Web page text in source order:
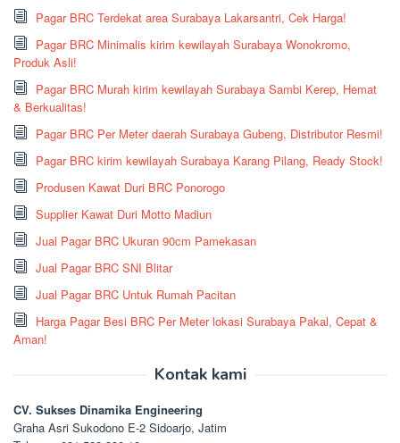
Pagar BRC Terdekat area Surabaya Lakarsantri, Cek Harga!
Pagar BRC Minimalis kirim kewilayah Surabaya Wonokromo,
Produk Asli!
Pagar BRC Murah kirim kewilayah Surabaya Sambi Kerep, Hemat
& Berkualitas!
Pagar BRC Per Meter daerah Surabaya Gubeng, Distributor Resmi!
Pagar BRC kirim kewilayah Surabaya Karang Pilang, Ready Stock!
Produsen Kawat Duri BRC Ponorogo
Supplier Kawat Duri Motto Madiun
Jual Pagar BRC Ukuran 90cm Pamekasan
Jual Pagar BRC SNI Blitar
Jual Pagar BRC Untuk Rumah Pacitan
Harga Pagar Besi BRC Per Meter lokasi Surabaya Pakal, Cepat &
Aman!
Kontak kami
CV. Sukses Dinamika Engineering
Graha Asri Sukodono E-2 Sidoarjo, Jatim